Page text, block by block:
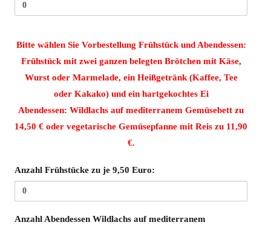
Bitte wählen Sie Vorbestellung Frühstück und Abendessen:
Frühstück mit zwei ganzen belegten Brötchen mit Käse,
Wurst oder Marmelade, ein Heißgetränk (Kaffee, Tee
oder Kakako) und ein hartgekochtes Ei
Abendessen: Wildlachs auf mediterranem Gemüsebett zu
14,50 € oder vegetarische Gemüsepfanne mit Reis zu 11,90
€.
Anzahl Frühstücke zu je 9,50 Euro:
Anzahl Abendessen Wildlachs auf mediterranem